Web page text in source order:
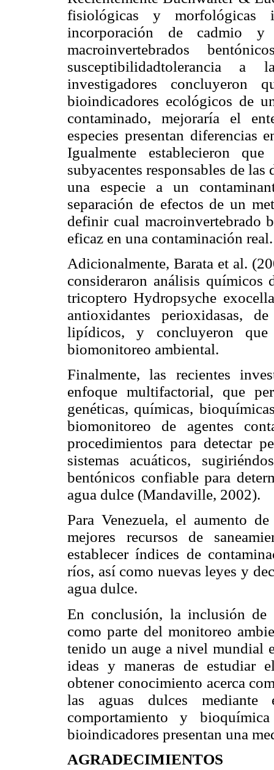
fisiológicas y
incorporación de cadmio
macroinvertebrados
susceptibilidadtolerancia
investigadores
bioindicadores ecológicos de
contaminado, mejoraría el
especies presentan diferencias
Igualmente establecieron
subyacentes responsables de
una especie a un
separación de efectos de un
definir cual macroinvertebrado
eficaz en una contaminación real.
Adicionalmente, Barata et al.
consideraron análisis químicos
tricoptero Hydropsyche
antioxidantes perioxidasas,
lipídicos, y concluyeron
biomonitoreo ambiental.
Finalmente, las recientes
enfoque multifactorial, que
genéticas, químicas,
biomonitoreo de agentes
procedimientos para detectar
sistemas acuáticos,
bentónicos confiable para
agua dulce (Mandaville, 2002).
Para Venezuela, el aumento
mejores recursos de
establecer índices de
ríos, así como nuevas leyes y
agua dulce.
En conclusión, la inclusión de
como parte del monitoreo
tenido un auge a nivel mundial
ideas y maneras de estudiar
obtener conocimiento acerca
las aguas dulces mediante
comportamiento y
bioindicadores presentan una
AGRADECIMIENTOS